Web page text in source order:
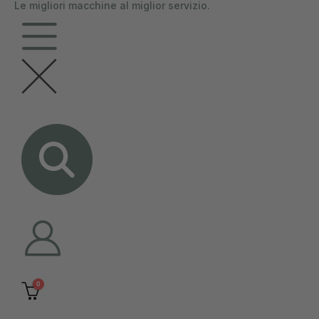
contenuto
Le migliori macchine al miglior servizio.
0